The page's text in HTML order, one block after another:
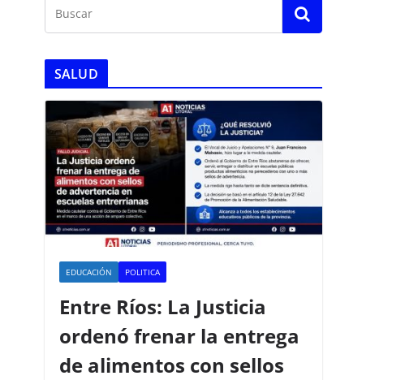
SALUD
EDUCACIÓN POLITICA
Entre Ríos: La Justicia
ordenó frenar la entrega
de alimentos con sellos